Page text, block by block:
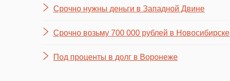
Срочно нужны деньги в Западной Двине
Срочно возьму 700 000 рублей в Новосибирске
Под проценты в долг в Воронеже